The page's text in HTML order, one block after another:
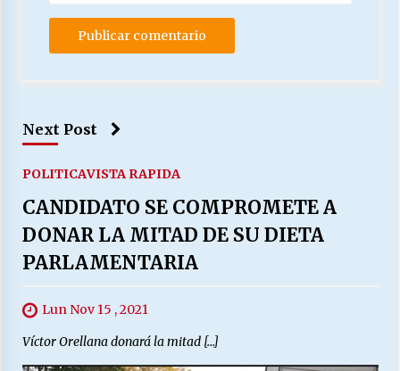
Next Post
POLITICAVISTA RAPIDA
CANDIDATO SE COMPROMETE A
DONAR LA MITAD DE SU DIETA
PARLAMENTARIA
Lun Nov 15 , 2021
Víctor Orellana donará la mitad […]